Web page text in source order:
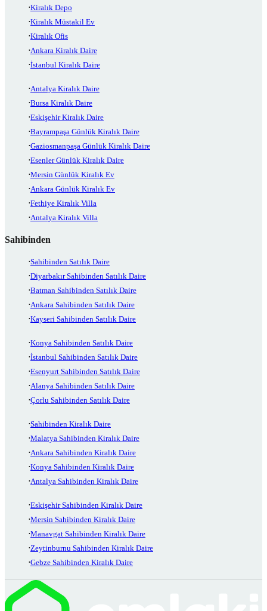
Kiralık Depo
Kiralık Müstakil Ev
Kiralık Ofis
Ankara Kiralık Daire
İstanbul Kiralık Daire
Antalya Kiralık Daire
Bursa Kiralık Daire
Eskişehir Kiralık Daire
Bayrampaşa Günlük Kiralık Daire
Gaziosmanpaşa Günlük Kiralık Daire
Esenler Günlük Kiralık Daire
Mersin Günlük Kiralık Ev
Ankara Günlük Kiralık Ev
Fethiye Kiralık Villa
Antalya Kiralık Villa
Sahibinden
Sahibinden Satılık Daire
Diyarbakır Sahibinden Satılık Daire
Batman Sahibinden Satılık Daire
Ankara Sahibinden Satılık Daire
Kayseri Sahibinden Satılık Daire
Konya Sahibinden Satılık Daire
İstanbul Sahibinden Satılık Daire
Esenyurt Sahibinden Satılık Daire
Alanya Sahibinden Satılık Daire
Çorlu Sahibinden Satılık Daire
Sahibinden Kiralık Daire
Malatya Sahibinden Kiralık Daire
Ankara Sahibinden Kiralık Daire
Konya Sahibinden Kiralık Daire
Antalya Sahibinden Kiralık Daire
Eskişehir Sahibinden Kiralık Daire
Mersin Sahibinden Kiralık Daire
Manavgat Sahibinden Kiralık Daire
Zeytinburnu Sahibinden Kiralık Daire
Gebze Sahibinden Kiralık Daire